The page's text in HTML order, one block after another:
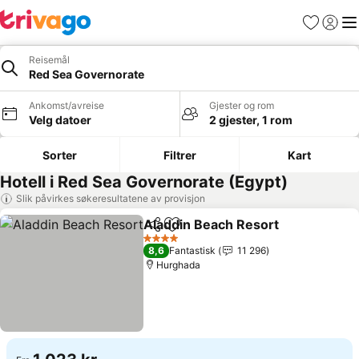
Favoritter
Logg
Reisemål
Red Sea Governorate
Ankomst/avreise
Velg datoer
Gjester og rom
2 gjester, 1 rom
Sorter Filtrer Kart
Hotell i Red Sea Governorate (Egypt)
Slik påvirkes søkeresultatene av provisjon
Del Legg til i favoritter
Aladdin Beach Resort
4 Stjerner
8,6 Fantastisk
11 296
Hurghada